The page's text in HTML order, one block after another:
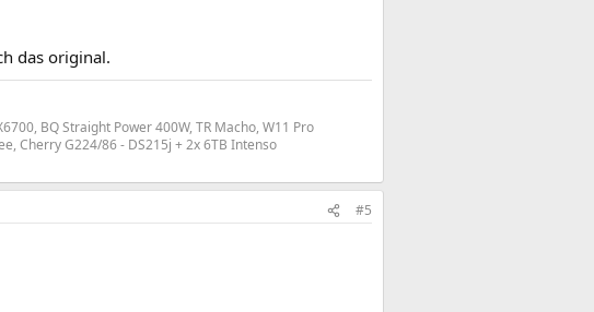
das original.
BQ Straight Power 400W, TR Macho, W11 Pro
Cherry G224/86 - DS215j + 2x 6TB Intenso
#5